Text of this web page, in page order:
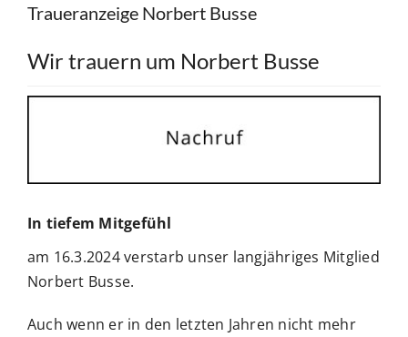
BUCHUNGSSYSTEM
Suche
Traueranzeige Norbert Busse
Wir trauern um Norbert Busse
In tiefem Mitgefühl
am 16.3.2024 verstarb unser langjähriges Mitglied
Norbert Busse.
Auch wenn er in den letzten Jahren nicht mehr